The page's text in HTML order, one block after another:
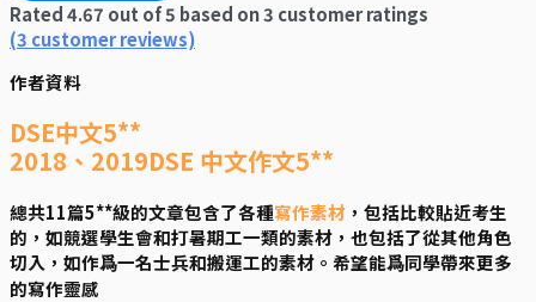
Rated4.67 out of 5 based on3 customer ratings
(3 customer reviews)
作者資料
DSE中文5**
2018、2019DSE 中文作文5**
總共11篇5**級的文章包含了各種寫作素材 ，包括比較貼近考生
的，如競選學生會和打暑期工一類的素材，也包括了從其他角色
切入，如作爲一名士兵和搬運工的素材。希望能爲同學帶來更多
的寫作靈感